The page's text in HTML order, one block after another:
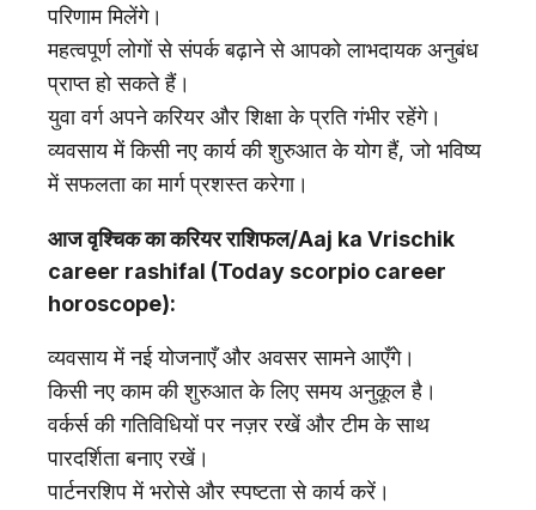
परिणाम मिलेंगे।
महत्वपूर्ण लोगों से संपर्क बढ़ाने से आपको लाभदायक अनुबंध
प्राप्त हो सकते हैं।
युवा वर्ग अपने करियर और शिक्षा के प्रति गंभीर रहेंगे।
व्यवसाय में किसी नए कार्य की शुरुआत के योग हैं, जो भविष्य
में सफलता का मार्ग प्रशस्त करेगा।
आज वृश्चिक का करियर राशिफल/Aaj ka Vrischik
career rashifal (Today scorpio career
horoscope):
व्यवसाय में नई योजनाएँ और अवसर सामने आएँगे।
किसी नए काम की शुरुआत के लिए समय अनुकूल है।
वर्कर्स की गतिविधियों पर नज़र रखें और टीम के साथ
पारदर्शिता बनाए रखें।
पार्टनरशिप में भरोसे और स्पष्टता से कार्य करें।